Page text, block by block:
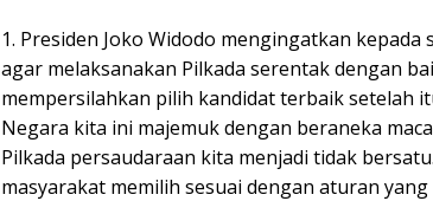
1. Presiden Joko Widodo mengingatkan
agar melaksanakan Pilkada serentak dengan
mempersilahkan pilih kandidat terbaik setelah
Negara kita ini majemuk dengan beraneka
Pilkada persaudaraan kita menjadi tidak
masyarakat memilih sesuai dengan aturan